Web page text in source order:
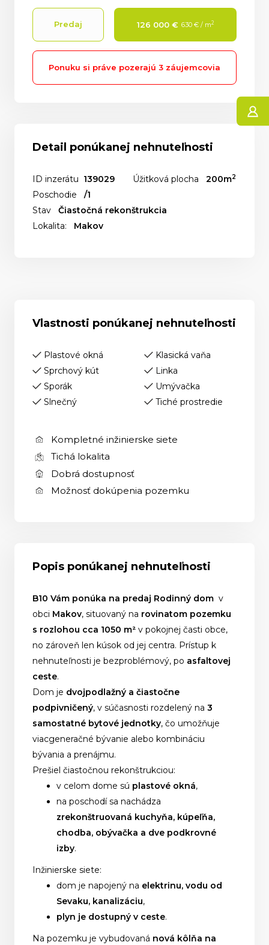
Predaj 126 000 € 630 € / m2
Ponuku si práve pozerajú 3 záujemcovia
Detail ponúkanej nehnuteľnosti
ID inzerátu 139029 Úžitková plocha 200m2
Poschodie /1
Stav Čiastočná rekonštrukcia
Lokalita: Makov
Vlastnosti ponúkanej nehnuteľnosti
Plastové okná
Klasická vaňa
Sprchový kút
Linka
Sporák
Umývačka
Slnečný
Tiché prostredie
Kompletné inžinierske siete
Tichá lokalita
Dobrá dostupnosť
Možnosť dokúpenia pozemku
Popis ponúkanej nehnuteľnosti
B10 Vám ponúka na predaj Rodinný dom v
obci Makov, situovaný na rovinatom pozemku
s rozlohou cca 1050 m² v pokojnej časti obce,
no zároveň len kúsok od jej centra. Prístup k
nehnuteľnosti je bezproblémový, po asfaltovej
ceste.
Dom je dvojpodlažný a čiastočne
podpivničený, v súčasnosti rozdelený na 3
samostatné bytové jednotky, čo umožňuje
viacgeneračné bývanie alebo kombináciu
bývania a prenájmu.
Prešiel čiastočnou rekonštrukciou:
v celom dome sú plastové okná,
na poschodí sa nachádza
zrekonštruovaná kuchyňa, kúpeľňa,
chodba, obývačka a dve podkrovné
izby.
Inžinierske siete:
dom je napojený na elektrinu, vodu od
Sevaku, kanalizáciu,
plyn je dostupný v ceste.
Na pozemku je vybudovaná nová kôlňa na